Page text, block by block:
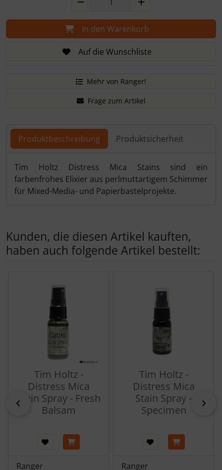
In den Warenkorb
Auf die Wunschliste
Mehr von Ranger!
Frage zum Artikel
Produktbeschreibung Produktsicherheit
Produktbeschreibung
Tim Holtz Distress Mica Stains sind ein
farbenfrohes Elixier aus perlmuttartigem Schimmer
für Mixed-Media- und Papierbastelprojekte.
Kunden, die diesen Artikel kauften,
haben auch folgende Artikel bestellt:
zurück
Tim Holtz -
Distress Mica
Stain Spray - Fresh
Balsam
Ranger
Tim Holtz -
Distress Mica
Stain Spray -
Specimen
Ranger